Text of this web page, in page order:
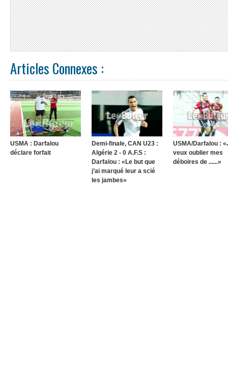
Articles Connexes :
USMA : Darfalou
déclare forfait
Demi-finale, CAN U23 :
Algérie 2 - 0 A.F.S :
Darfalou : «Le but que
j’ai marqué leur a scié
les jambes»
USMA/Darfalou :
veux oublier mes
déboires de ......»